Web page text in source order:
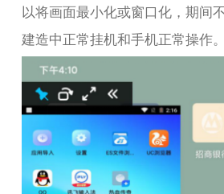
以将画面最小化或窗口化，期间
建造中正常挂机和手机正常操作。